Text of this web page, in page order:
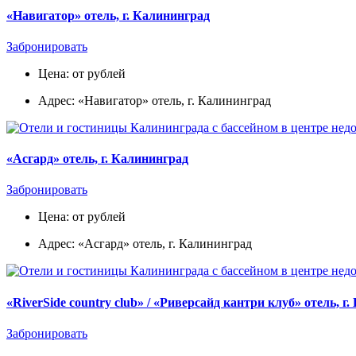
«Навигатор» отель, г. Калининград
Забронировать
Цена: от рублей
Адрес: «Навигатор» отель, г. Калининград
«Асгард» отель, г. Калининград
Забронировать
Цена: от рублей
Адрес: «Асгард» отель, г. Калининград
«RiverSide country club» / «Риверсайд кантри клуб» отель,
Забронировать